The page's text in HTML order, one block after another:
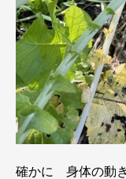
確かに 身体の動